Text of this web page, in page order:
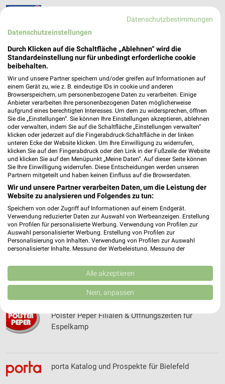
POCO Katalog und Prospekte für Bielefeld
POLO Prospekte und Angebote für Hannover
Polsterei Adam Filialen & Öffnungszeiten für
Hannover
Polsterei Enger Katalog und Prospekte für Enger
Polsterei Preußisch Oldendorf Katalog und
Prospekte für Preußisch Oldendorf
Polster Peper Filialen & Öffnungszeiten für
Espelkamp
porta Katalog und Prospekte für Bielefeld
Datenschutzbestimmungen
Datenschutzeinstellungen
Durch Klicken auf die Schaltfläche „Ablehnen“ wird die
Standardeinstellung nur für unbedingt erforderliche cookie
beibehalten.
Wir und unsere Partner speichern und/oder greifen auf Informationen auf
einem Gerät zu, wie z. B. eindeutige IDs in cookie und anderen
Browserspeichern, um personenbezogene Daten zu verarbeiten. Einige
Anbieter verarbeiten Ihre personenbezogenen Daten möglicherweise
aufgrund eines berechtigten Interesses. Um dem zu widersprechen, öffnen
Sie die „Einstellungen“. Sie können Ihre Einstellungen akzeptieren, ablehnen
oder verwalten, indem Sie auf die Schaltfläche „Einstellungen verwalten“
klicken oder jederzeit auf die Fingerabdruck-Schaltfläche in der linken
unteren Ecke der Website klicken. Um Ihre Einwilligung zu widerrufen,
klicken Sie auf den Fingerabdruck oder den Link in der Fußzeile der Website
und klicken Sie auf den Menüpunkt „Meine Daten“. Auf dieser Seite können
Sie Ihre Einwilligung widerrufen. Diese Entscheidungen werden unseren
Partnern mitgeteilt und haben keinen Einfluss auf die Browserdaten.
Wir und unsere Partner verarbeiten Daten, um die Leistung der
Website zu analysieren und Folgendes zu tun:
Speichern von oder Zugriff auf Informationen auf einem Endgerät.
Verwendung reduzierter Daten zur Auswahl von Werbeanzeigen. Erstellung
von Profilen für personalisierte Werbung. Verwendung von Profilen zur
Auswahl personalisierter Werbung. Erstellung von Profilen zur
Personalisierung von Inhalten. Verwendung von Profilen zur Auswahl
personalisierter Inhalte. Messung der Werbeleistung. Messung der
Kombinationen von Daten aus verschiedenen Quellen. Entwicklung und
Verbesserung der Angebote. Verwendung reduzierter Daten zur Auswahl
von Inhalten.
Daten können außerhalb der Europäischen Union weitergegeben und in die
Website/App.
Partnerliste anzeigen (1 IAB-Anbieter)
Speichern von oder Zugriff auf Informationen
Alle akzeptieren
Nein, anpassen